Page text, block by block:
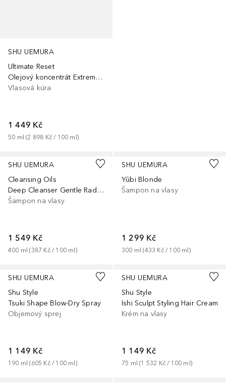
SHU UEMURA
Ultimate Reset
Olejový koncentrát Extreme Repair s tetrapeptidem
Vlasová kúra
1 449 Kč
50 ml (2 898 Kč / 100 ml)
SHU UEMURA
Cleansing Oils
Deep Cleanser Gentle Radiance Shampoo
Šampon na vlasy
1 549 Kč
400 ml (387 Kč / 100 ml)
SHU UEMURA
Yūbi Blonde
Šampon na vlasy
1 299 Kč
300 ml (433 Kč / 100 ml)
SHU UEMURA
Shu Style
Tsuki Shape Blow-Dry Spray
Objemový sprej
1 149 Kč
190 ml (605 Kč / 100 ml)
SHU UEMURA
Shu Style
Ishi Sculpt Styling Hair Cream
Krém na vlasy
1 149 Kč
75 ml (1 532 Kč / 100 ml)